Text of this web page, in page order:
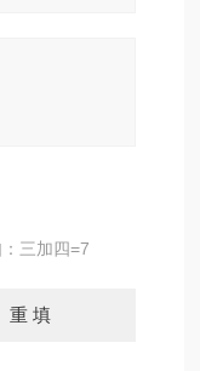
三加四=7